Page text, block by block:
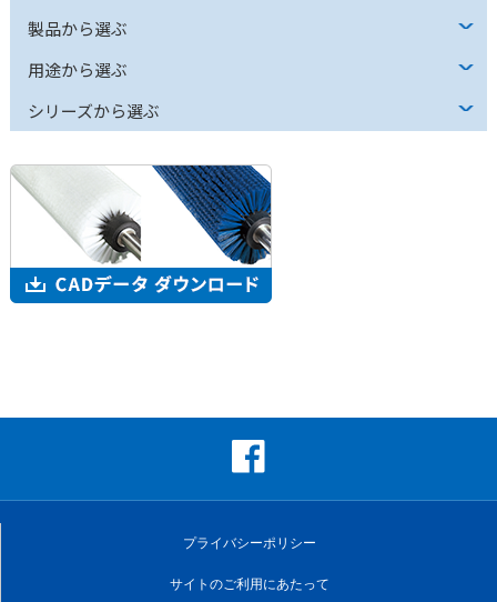
製品から選ぶ
用途から選ぶ
シリーズから選ぶ
プライバシーポリシー
サイトのご利用にあたって